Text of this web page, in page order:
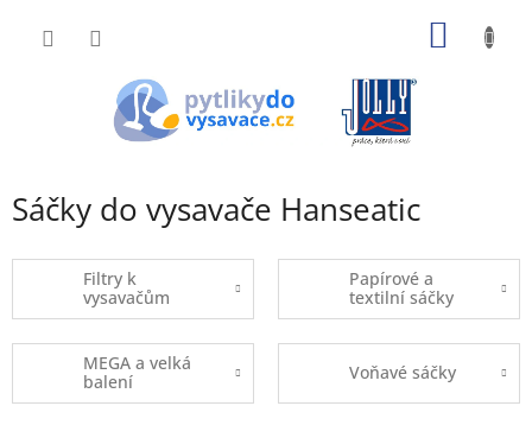
Sáčky do vysavače Hanseatic
Filtry k
vysavačům
Papírové a
textilní sáčky
MEGA a velká
balení
Voňavé sáčky